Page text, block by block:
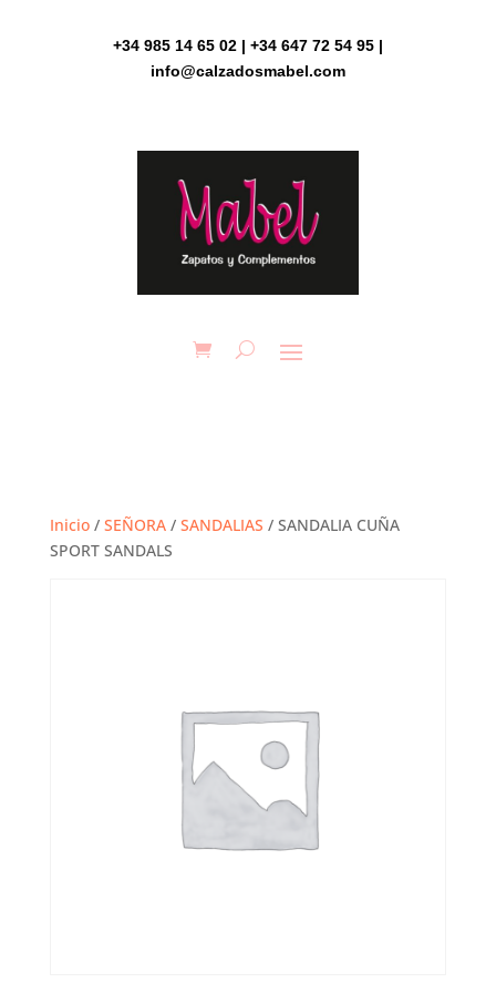
+34 985 14 65 02 | +34 647 72 54 95 |
info@calzadosmabel.com
Inicio/ SEÑORA/ SANDALIAS / SANDALIA CUÑA
SPORT SANDALS